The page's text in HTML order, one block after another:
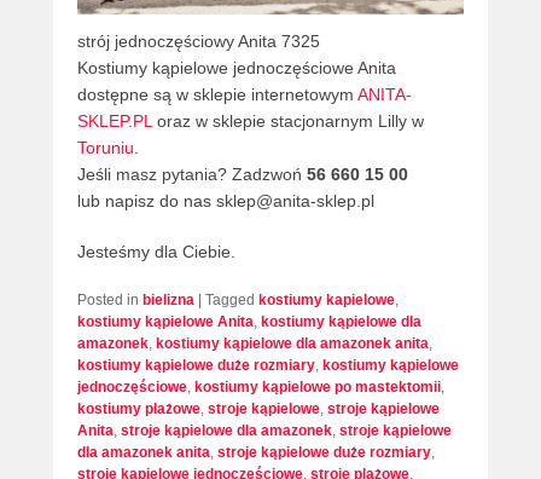
strój jednoczęściowy Anita 7325
Kostiumy kąpielowe jednoczęściowe Anita
dostępne są w sklepie internetowym ANITA-
SKLEP.PLoraz w sklepie stacjonarnym Lilly w
Toruniu.
Jeśli masz pytania? Zadzwoń 56 660 15 00
lub napisz do nas sklep@anita-sklep.pl
Jesteśmy dla Ciebie.
Posted in bielizna Tagged kostiumy kapielowe,
kostiumy kąpielowe Anita, kostiumy kąpielowe dla
amazonek, kostiumy kąpielowe dla amazonek anita,
kostiumy kąpielowe duże rozmiary, kostiumy kąpielowe
jednoczęściowe, kostiumy kąpielowe po mastektomii,
kostiumy plażowe, stroje kąpielowe, stroje kąpielowe
Anita, stroje kąpielowe dla amazonek, stroje kąpielowe
dla amazonek anita, stroje kąpielowe duże rozmiary,
stroje kąpielowe jednoczęściowe, stroje plażowe,